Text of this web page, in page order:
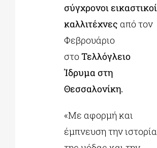
σύγχρονοι εικαστικοί
καλλιτέχνες από τον
Φεβρουάριο
στοΤελλόγλειο
Ίδρυμα στη
Θεσσαλονίκη.
«Με αφορμή και
έμπνευση την ιστορία